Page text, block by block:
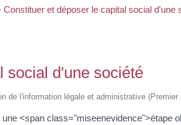
Constituer et déposer le capital social d'une
social d'une société
de l'information légale et administrative (Premier
<span